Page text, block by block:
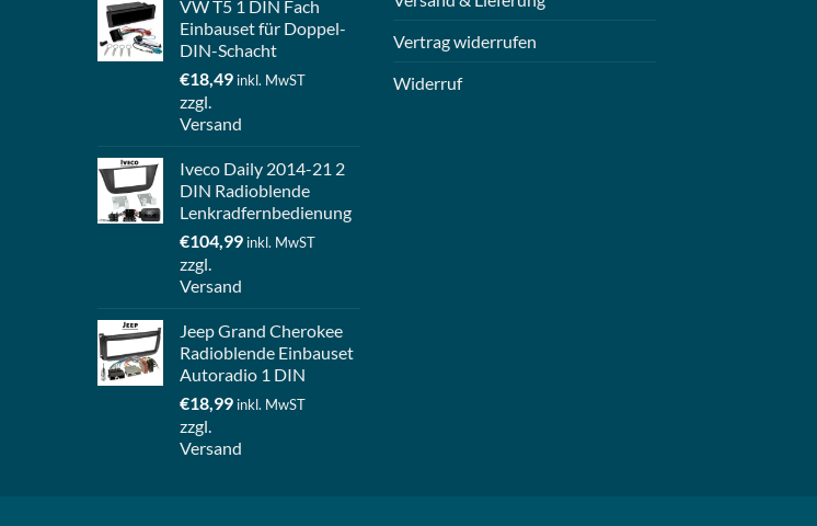
VW T5 1 DIN Fach
Einbauset für Doppel-
DIN-Schacht
€18,49 inkl. MwST
zzgl.
Versand
Iveco Daily 2014-21 2
DIN Radioblende
Lenkradfernbedienung
€104,99 inkl. MwST
zzgl.
Versand
Jeep Grand Cherokee
Radioblende Einbauset
Autoradio 1 DIN
€18,99 inkl. MwST
zzgl.
Versand
Vertrag widerrufen
Widerruf